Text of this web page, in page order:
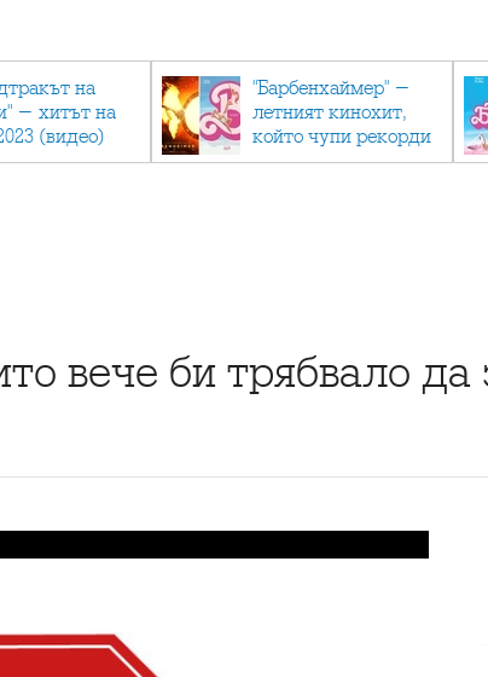
на
- хитът на
(видео)
"Барбенхаймер" -
летният кинохит,
който чупи рекорди
вече би трябвало да